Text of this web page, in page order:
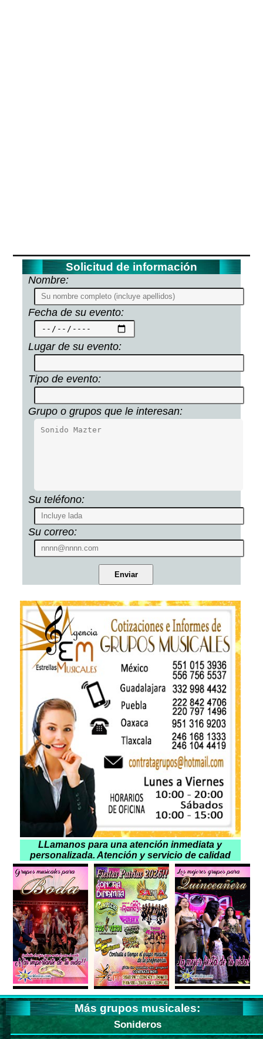
Solicitud de información
Nombre:
Fecha de su evento:
Lugar de su evento:
Tipo de evento:
Grupo o grupos que le interesan:
Su teléfono:
Su correo:
LLamanos para una atención inmediata y
personalizada. Atención y servicio de calidad
Más grupos musicales:
Sonideros